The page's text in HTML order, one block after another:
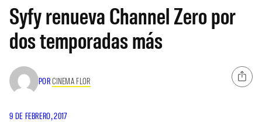
Syfy renueva Channel Zero por
dos temporadas más
PORCINEMA FLOR
9 DE FEBRERO, 2017